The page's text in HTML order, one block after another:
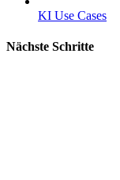
KI Use Cases
Nächste Schritte